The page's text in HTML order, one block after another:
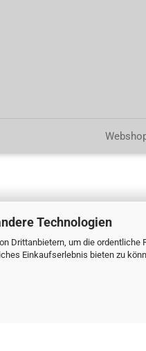
Technologien
Drittanbietern, um die
Einkaufserlebnis bieten zu